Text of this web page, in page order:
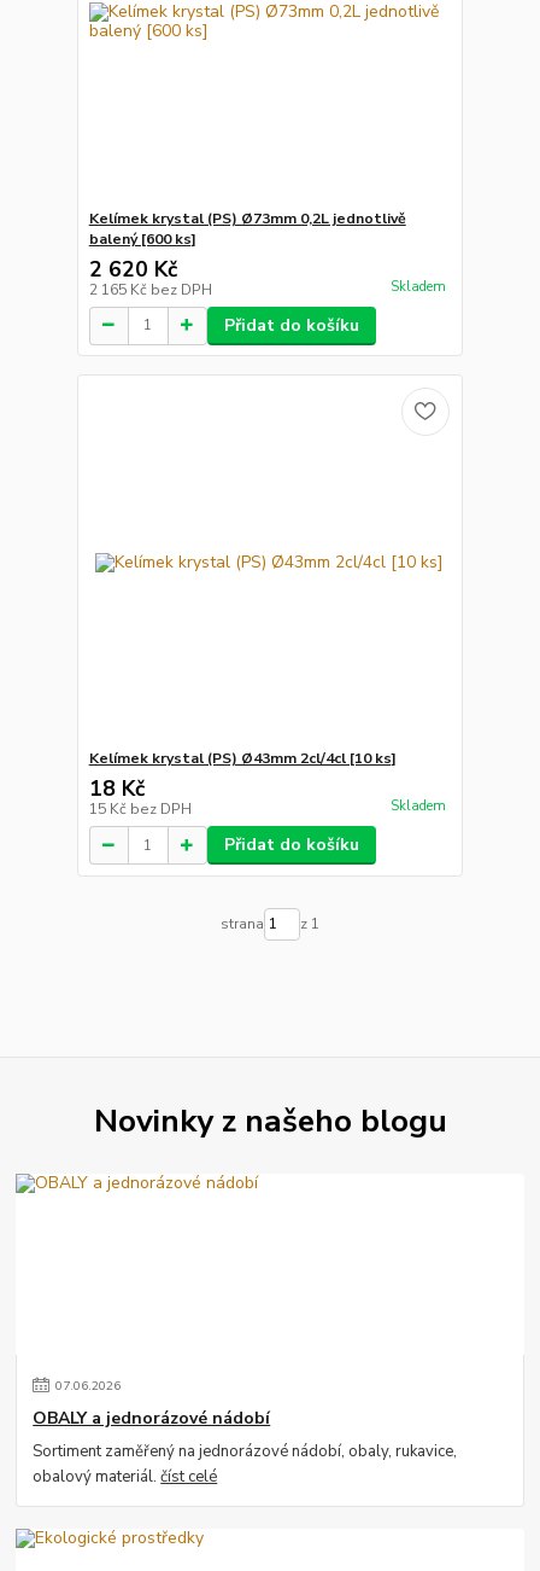
Kelímek krystal (PS) Ø73mm 0,2L jednotlivě
balený [600 ks]
2 620 Kč
2 165 Kč bez DPH Skladem
Přidat do košíku
Kelímek krystal (PS) Ø43mm 2cl/4cl [10 ks]
18 Kč
15 Kč bez DPH Skladem
Přidat do košíku
strana z 1
Novinky z našeho blogu
07.06.2026
OBALY a jednorázové nádobí
Sortiment zaměřený na jednorázové nádobí, obaly, rukavice,
obalový materiál.číst celé